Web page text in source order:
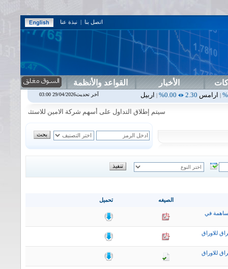
اتصل بنا | نبذة عنا
الأخبار القواعد والأنظمة
|اربيل 0.00
0.00%
|اسفنج1.87
سيتم إطلاق التداول على أسهم شركة الامين للاستثمار المالي في
تحميل الصيغه
في
للاوراق
للاوراق